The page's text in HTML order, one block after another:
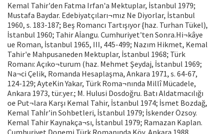
Kemal Tahir'den Fatma Irfan'a Mektuplar, İstanbul 1979;
Mustafa Baydar. Edebiyatçıları¬mız Ne Diyorlar, İstanbul
1960, s. 183-187; Beş Romancı Tartışıyor {haz. Turhan Tükel),
İstanbul 1960; Tahir Aİangu. Cumhuriyet'ten Sonra.Hi¬kâye
ue Roman, İstanbul 1965, III, 445-499; Nazım Hikmet, Kemal
Tahir'e Mahpusaneden Mektuplar, İstanbul 1968; Türk
Romanı: Açıko¬turum (haz. Mehmet Şeydaj, İstanbul 1969;
Na¬ci Çelik, Romanda Hesaplaşma, Ankara 1971, s. 64-67,
124-129; AyteKin Yakar, Türk Roma¬nında Millî Mücadele,
Ankara 1973, tür.yer.; M. Hulusi Dosdoğru. Batı Aldatmacılığı
oe Put¬lara Karşı Kemal Tahir, İstanbul 1974; İsmet Bozdağ,
Kemal Tahİr'in Sohbetleri, İstanbul 1979; İskender Özsoy.
Kemal Tahir Kaynakça¬sı, İstanbul 1979; Ramazan Kaplan.